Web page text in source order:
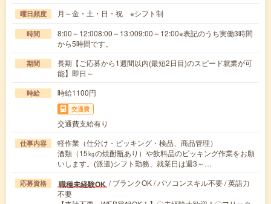
曜日頻度 月～金・土・日・祝 ※シフト制
時間
8:00～12:008:00～13:009:00～12:00※表記のうち実働3時間
から5時間です。
期間
長期【ご応募から1週間以内(最短2日目)のスピード就業が可
能】即日～
時給 時給1100円
交通費
交通費支給有り
仕事内容
軽作業（仕分け・ピッキング・検品、商品管理）
酒類（15㎏の焼酎瓶あり）や飲料品のピッキング作業をお願
いします。(派遣)シフト勤務、就業日は週3～…
応募資格 職種未経験OK / ブランクOK / パソコンスキル不要 / 英語力
不要